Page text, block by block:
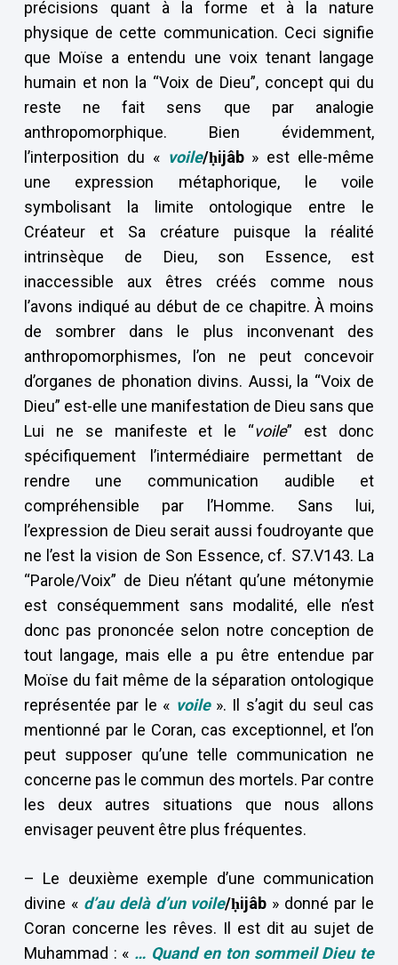
précisions quant à la forme et à la nature
physique de cette communication. Ceci signifie
que Moïse a entendu une voix tenant langage
humain et non la “Voix de Dieu”, concept qui du
reste ne fait sens que par analogie
anthropomorphique. Bien évidemment,
l’interposition du « voile/ḥijâb» est elle-même
une expression métaphorique, le voile
symbolisant la limite ontologique entre le
Créateur et Sa créature puisque la réalité
intrinsèque de Dieu, son Essence, est
inaccessible aux êtres créés comme nous
l’avons indiqué au début de ce chapitre. À moins
de sombrer dans le plus inconvenant des
anthropomorphismes, l’on ne peut concevoir
d’organes de phonation divins. Aussi, la “Voix de
Dieu” est-elle une manifestation de Dieu sans que
Lui ne se manifeste et le “voile” est donc
spécifiquement l’intermédiaire permettant de
rendre une communication audible et
compréhensible par l’Homme. Sans lui,
l’expression de Dieu serait aussi foudroyante que
ne l’est la vision de Son Essence, cf. S7.V143. La
“Parole/Voix” de Dieu n’étant qu’une métonymie
est conséquemment sans modalité, elle n’est
donc pas prononcée selon notre conception de
tout langage, mais elle a pu être entendue par
Moïse du fait même de la séparation ontologique
représentée par le « voile ». Il s’agit du seul cas
mentionné par le Coran, cas exceptionnel, et l’on
peut supposer qu’une telle communication ne
concerne pas le commun des mortels. Par contre
les deux autres situations que nous allons
envisager peuvent être plus fréquentes.
– Le deuxième exemple d’une communication
divine « d’au delà d’un voile/ḥijâb » donné par le
Coran concerne les rêves. Il est dit au sujet de
Muhammad : « … Quand en ton sommeil Dieu te